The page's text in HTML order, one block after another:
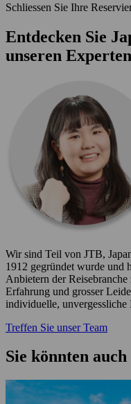
Schliessen Sie Ihre
Entdecken Sie
unseren Experten
Wir sind Teil von JTB,
1912 gegründet wurde und
Anbietern der
Erfahrung und grosser
individuelle, unvergessliche
Treffen Sie unser Team
Sie könnten